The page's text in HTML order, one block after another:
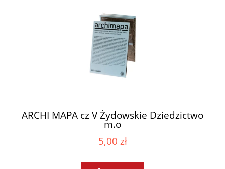
ARCHI MAPA cz V Żydowskie Dziedzictwo
m.o
5,00 zł